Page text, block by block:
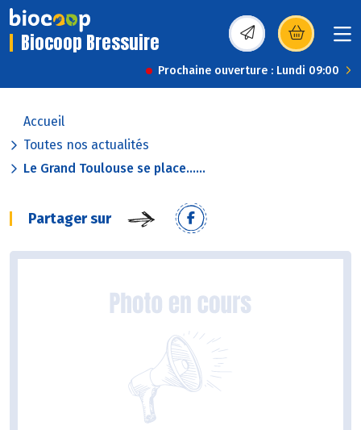
Biocoop Bressuire (s’ouvre dans une
Prochaine ouverture : Lundi 09:00
Accueil
Toutes nos actualités
Le Grand Toulouse se place......
Partager sur